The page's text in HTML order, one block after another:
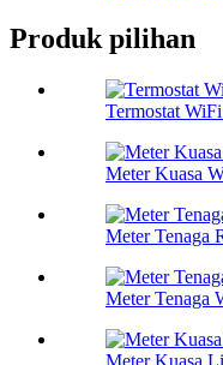
Produk pilihan
Termostat
Meter Kuasa
Meter Tenaga
Meter Tenaga